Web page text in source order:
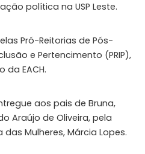
política na USP Leste.
Pró-Reitorias de Pós-
e Pertencimento (PRIP),
EACH.
aos pais de Bruna,
Araújo de Oliveira, pela
Mulheres, Márcia Lopes.